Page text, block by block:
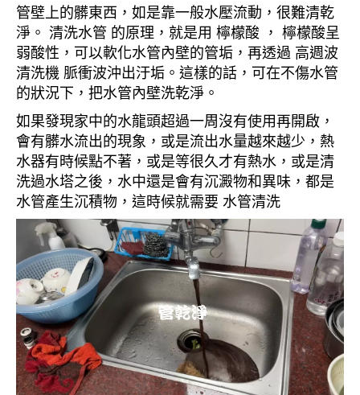
管壁上的髒東西，如是靠一般水壓流動，很難清乾
淨。 清洗水管 的原理，就是用 檸檬酸 ， 檸檬酸呈
弱酸性，可以軟化水管內壁的管垢，再透過 高週波
清洗機 脈衝波沖出汙垢。這樣的話，可在不傷水管
的狀況下，把水管內壁洗乾淨。
如果發現家中的水龍頭超過一周沒有使用再開啟，
會有髒水流出的現象，或是流出水量越來越少，熱
水器有時候點不著，或是等很久才有熱水，或是清
洗過水塔之後，水中還是會有沉澱物和異味，都是
水管產生沉積物，這時候就需要 水管清洗